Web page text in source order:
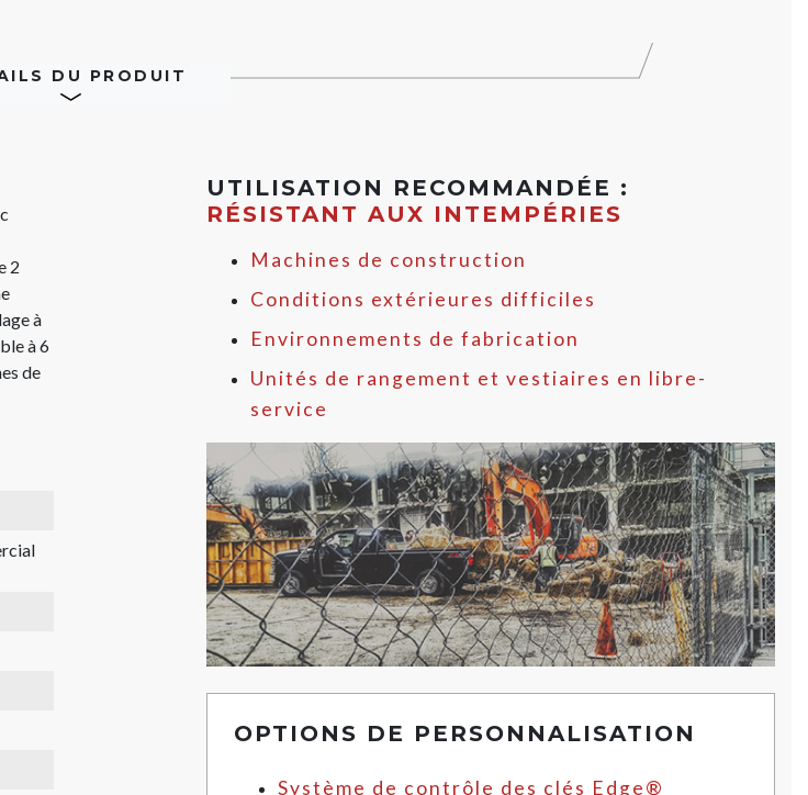
DU PRODUIT
2
à
à 6
de
UTILISATION RECOMMANDÉE :
RÉSISTANT AUX INTEMPÉRIES
Machines de construction
Conditions extérieures difficiles
Environnements de fabrication
Unités de rangement et vestiaires en libre-
service
OPTIONS DE PERSONNALISATION
Système de contrôle des clés Edge®